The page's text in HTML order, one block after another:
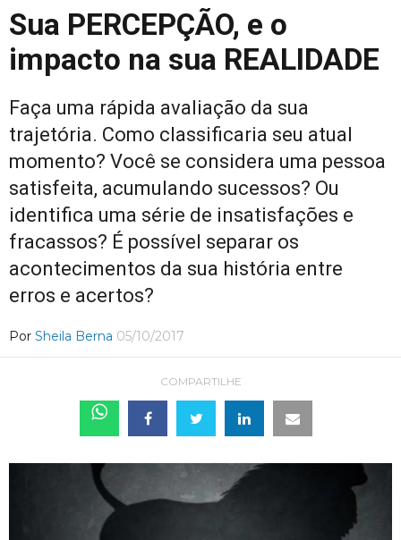
Sua PERCEPÇÃO, e o
impacto na sua REALIDADE
Faça uma rápida avaliação da sua
trajetória. Como classificaria seu atual
momento? Você se considera uma pessoa
satisfeita, acumulando sucessos? Ou
identifica uma série de insatisfações e
fracassos? É possível separar os
acontecimentos da sua história entre
erros e acertos?
Por Sheila Berna 05/10/2017
COMPARTILHE